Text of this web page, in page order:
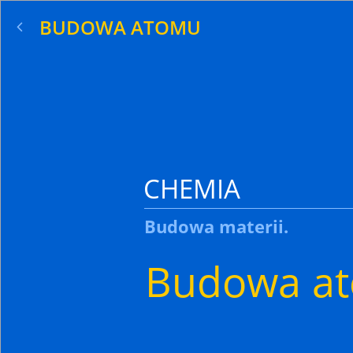
BUDOWA ATOMU
Budowa
CHEMIA
Budowa materii.